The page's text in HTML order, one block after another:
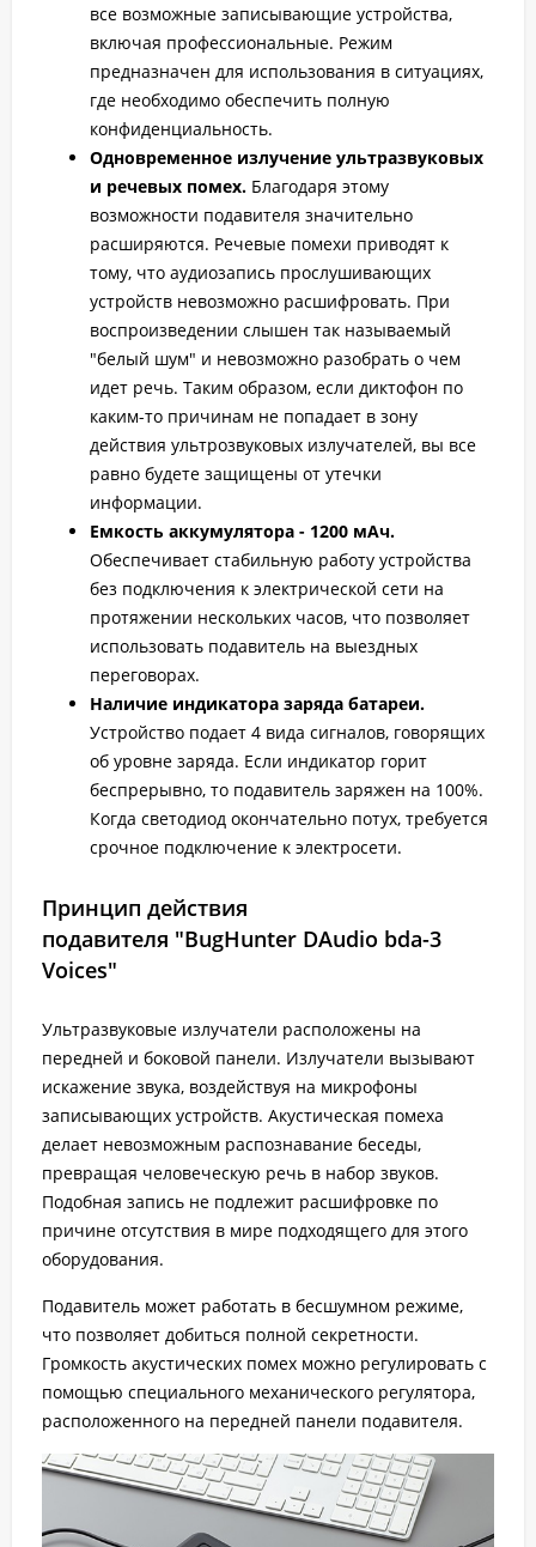
все возможные записывающие устройства,
включая профессиональные. Режим
предназначен для использования в ситуациях,
где необходимо обеспечить полную
конфиденциальность.
Одновременное излучение ультразвуковых
и речевых помех. Благодаря этому
возможности подавителя значительно
расширяются. Речевые помехи приводят к
тому, что аудиозапись прослушивающих
устройств невозможно расшифровать. При
воспроизведении слышен так называемый
"белый шум" и невозможно разобрать о чем
идет речь. Таким образом, если диктофон по
каким-то причинам не попадает в зону
действия ультрозвуковых излучателей, вы все
равно будете защищены от утечки
информации.
Емкость аккумулятора - 1200 мАч.
Обеспечивает стабильную работу устройства
без подключения к электрической сети на
протяжении нескольких часов, что позволяет
использовать подавитель на выездных
переговорах.
Наличие индикатора заряда батареи.
Устройство подает 4 вида сигналов, говорящих
об уровне заряда. Если индикатор горит
беспрерывно, то подавитель заряжен на 100%.
Когда светодиод окончательно потух, требуется
срочное подключение к электросети.
Принцип действия
подавителя "BugHunter DAudio bda-3
Voices"
Ультразвуковые излучатели расположены на
передней и боковой панели. Излучатели вызывают
искажение звука, воздействуя на микрофоны
записывающих устройств. Акустическая помеха
делает невозможным распознавание беседы,
превращая человеческую речь в набор звуков.
Подобная запись не подлежит расшифровке по
причине отсутствия в мире подходящего для этого
оборудования.
Подавитель может работать в бесшумном режиме,
что позволяет добиться полной секретности.
Громкость акустических помех можно регулировать с
помощью специального механического регулятора,
расположенного на передней панели подавителя.